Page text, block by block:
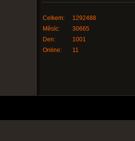
Online: 11
Celkem:
1292488
Měsíc:
30665
Den:
1001